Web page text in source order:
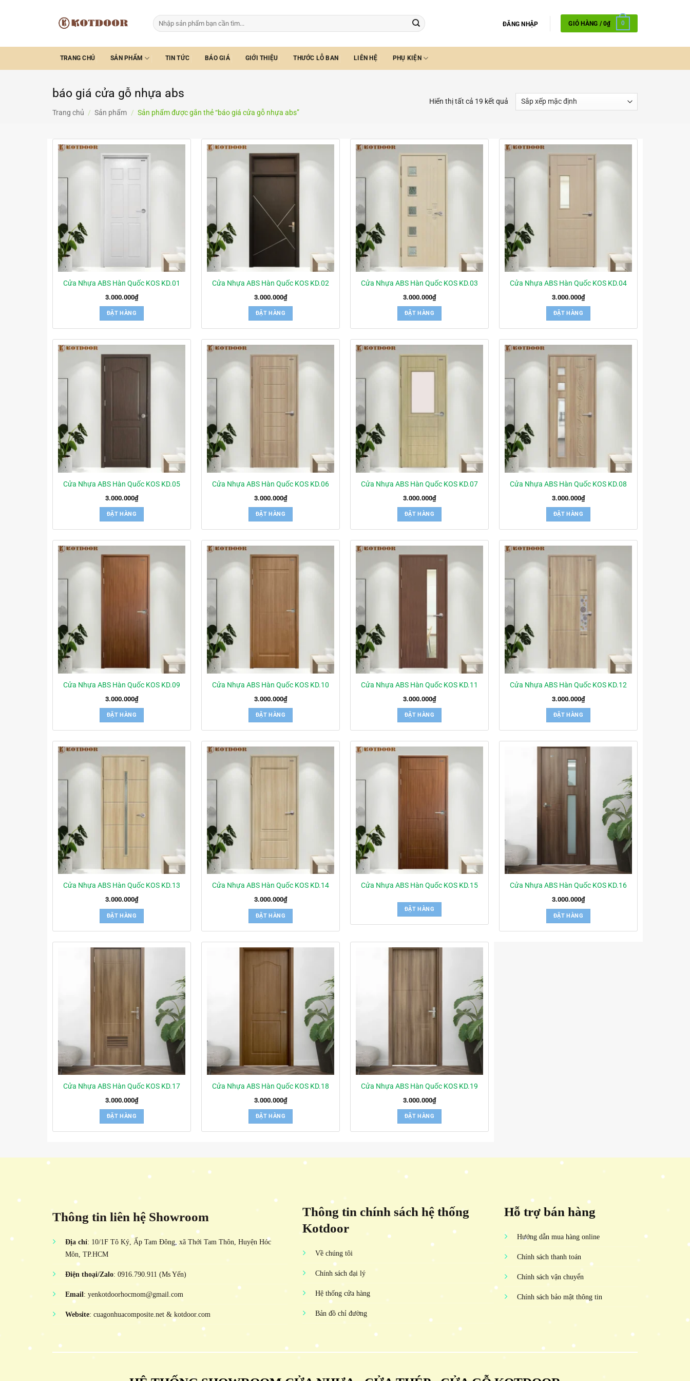
Tìm
kiếm:
ĐĂNG NHẬP GIỎ HÀNG /0₫ 0
TRANG CHỦ SẢN PHẨM TIN TỨC BÁO GIÁ GIỚI THIỆU THƯỚC LỖ BAN LIÊN HỆ PHỤ KIỆN
báo giá cửa gỗ nhựa abs
Trang chủ / Sản phẩm / Sản phẩm được gắn thẻ “báo giá cửa gỗ nhựa abs”
Hiển thị tất cả 19 kết quả
Cửa Nhựa ABS Hàn Quốc KOS KD.01
3.000.000₫
ĐẶT HÀNG
Cửa Nhựa ABS Hàn Quốc KOS KD.02
3.000.000₫
ĐẶT HÀNG
Cửa Nhựa ABS Hàn Quốc KOS KD.03
3.000.000₫
ĐẶT HÀNG
Cửa Nhựa ABS Hàn Quốc KOS KD.04
3.000.000₫
ĐẶT HÀNG
Cửa Nhựa ABS Hàn Quốc KOS KD.05
3.000.000₫
ĐẶT HÀNG
Cửa Nhựa ABS Hàn Quốc KOS KD.06
3.000.000₫
ĐẶT HÀNG
Cửa Nhựa ABS Hàn Quốc KOS KD.07
3.000.000₫
ĐẶT HÀNG
Cửa Nhựa ABS Hàn Quốc KOS KD.08
3.000.000₫
ĐẶT HÀNG
Cửa Nhựa ABS Hàn Quốc KOS KD.09
3.000.000₫
ĐẶT HÀNG
Cửa Nhựa ABS Hàn Quốc KOS KD.10
3.000.000₫
ĐẶT HÀNG
Cửa Nhựa ABS Hàn Quốc KOS KD.11
3.000.000₫
ĐẶT HÀNG
Cửa Nhựa ABS Hàn Quốc KOS KD.12
3.000.000₫
ĐẶT HÀNG
Cửa Nhựa ABS Hàn Quốc KOS KD.13
3.000.000₫
ĐẶT HÀNG
Cửa Nhựa ABS Hàn Quốc KOS KD.14
3.000.000₫
ĐẶT HÀNG
Cửa Nhựa ABS Hàn Quốc KOS KD.15
ĐẶT HÀNG
Cửa Nhựa ABS Hàn Quốc KOS KD.16
3.000.000₫
ĐẶT HÀNG
Cửa Nhựa ABS Hàn Quốc KOS KD.17
3.000.000₫
ĐẶT HÀNG
Cửa Nhựa ABS Hàn Quốc KOS KD.18
3.000.000₫
ĐẶT HÀNG
Cửa Nhựa ABS Hàn Quốc KOS KD.19
3.000.000₫
ĐẶT HÀNG
Thông tin liên hệ Showroom
Địa chỉ: 10/1F Tô Ký, Ấp Tam Đông, xã Thới Tam Thôn, Huyện Hóc
Môn, TP.HCM
Điện thoại/Zalo: 0916.790.911 (Ms Yến)
Email: yenkotdoorhocmom@gmail.com
Website: cuagonhuacomposite.net & kotdoor.com
Thông tin chính sách hệ thống
Kotdoor
Về chúng tôi
Chính sách đại lý
Hệ thống cửa hàng
Bản đồ chỉ đường
Hỗ trợ bán hàng
Hướng dẫn mua hàng online
Chính sách thanh toán
Chính sách vận chuyển
Chính sách bảo mật thông tin